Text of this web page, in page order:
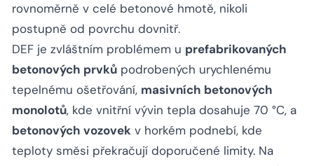
rovnoměrně v celé betonové hmotě, nikoli
postupně od povrchu dovnitř.
DEF je zvláštním problémem u prefabrikovaných
betonových prvků podrobených urychlenému
tepelnému ošetřování, masivních betonových
monolotů, kde vnitřní vývin tepla dosahuje 70 °C, a
betonových vozovek v horkém podnebí, kde
teploty směsi překračují doporučené limity. Na